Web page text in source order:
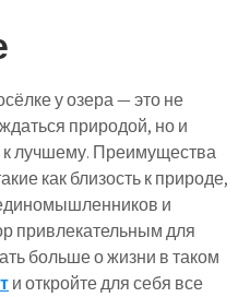
у озера — это не
природой, но и
лучшему. Преимущества
как близость к природе,
и
привлекательным для
больше о жизни в таком
и откройте для себя все